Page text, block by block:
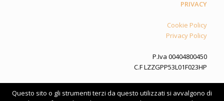
PRIVACY
Cookie Policy
Privacy Policy
P.Iva 00404800450
C.F LZZGPP53L01F023HP
Questo sito o gli strumenti terzi da questo utilizzati si avvalgono di